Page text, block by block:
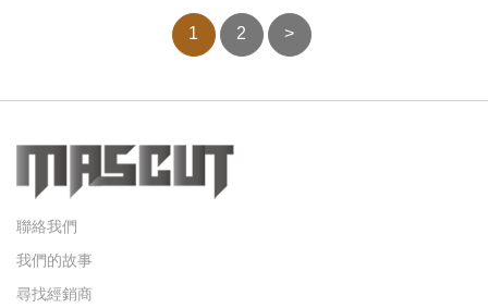
1 2 >
聯絡我們
我們的故事
尋找經銷商